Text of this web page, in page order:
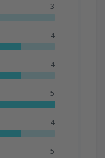
3
4
4
5
4
5